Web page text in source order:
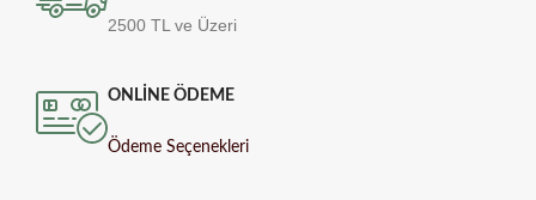
2500 TL ve Üzeri
ONLİNE ÖDEME
Ödeme Seçenekleri